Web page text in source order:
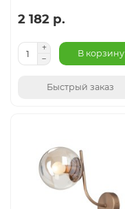
2 182 р.
В корзину
Быстрый заказ